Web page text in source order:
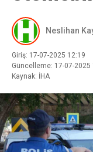
Neslihan
Giriş: 17-07-2025 12:19
Güncelleme: 17-07-2025
Kaynak: İHA